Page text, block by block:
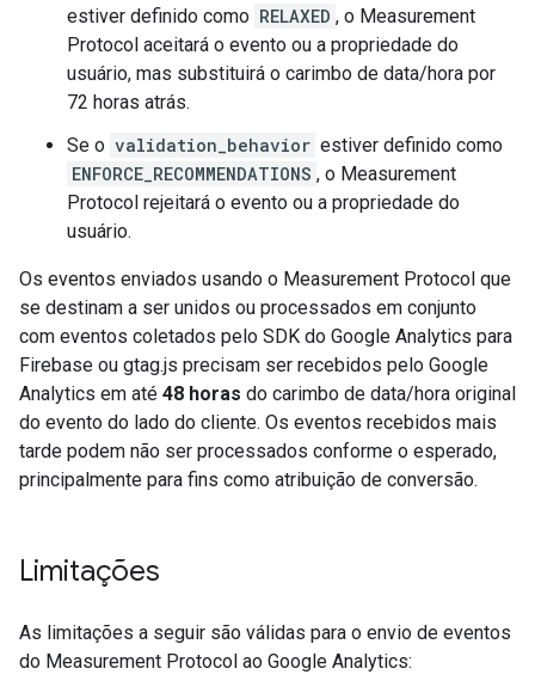
estiver definido como RELAXED , o Measurement
Protocol aceitará o evento ou a propriedade do
usuário, mas substituirá o carimbo de data/hora por
72 horas atrás.
Se o validation_behavior estiver definido como
ENFORCE_RECOMMENDATIONS , o Measurement
Protocol rejeitará o evento ou a propriedade do
usuário.
Os eventos enviados usando o Measurement Protocol que
se destinam a ser unidos ou processados em conjunto
com eventos coletados pelo SDK do Google Analytics para
Firebase ou gtag.js precisam ser recebidos pelo Google
Analytics em até 48 horas do carimbo de data/hora original
do evento do lado do cliente. Os eventos recebidos mais
tarde podem não ser processados conforme o esperado,
principalmente para fins como atribuição de conversão.
Limitações
As limitações a seguir são válidas para o envio de eventos
do Measurement Protocol ao Google Analytics: